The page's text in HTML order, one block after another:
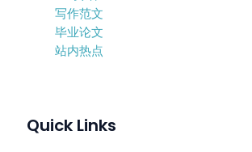
写作范文
毕业论文
站内热点
Quick Links